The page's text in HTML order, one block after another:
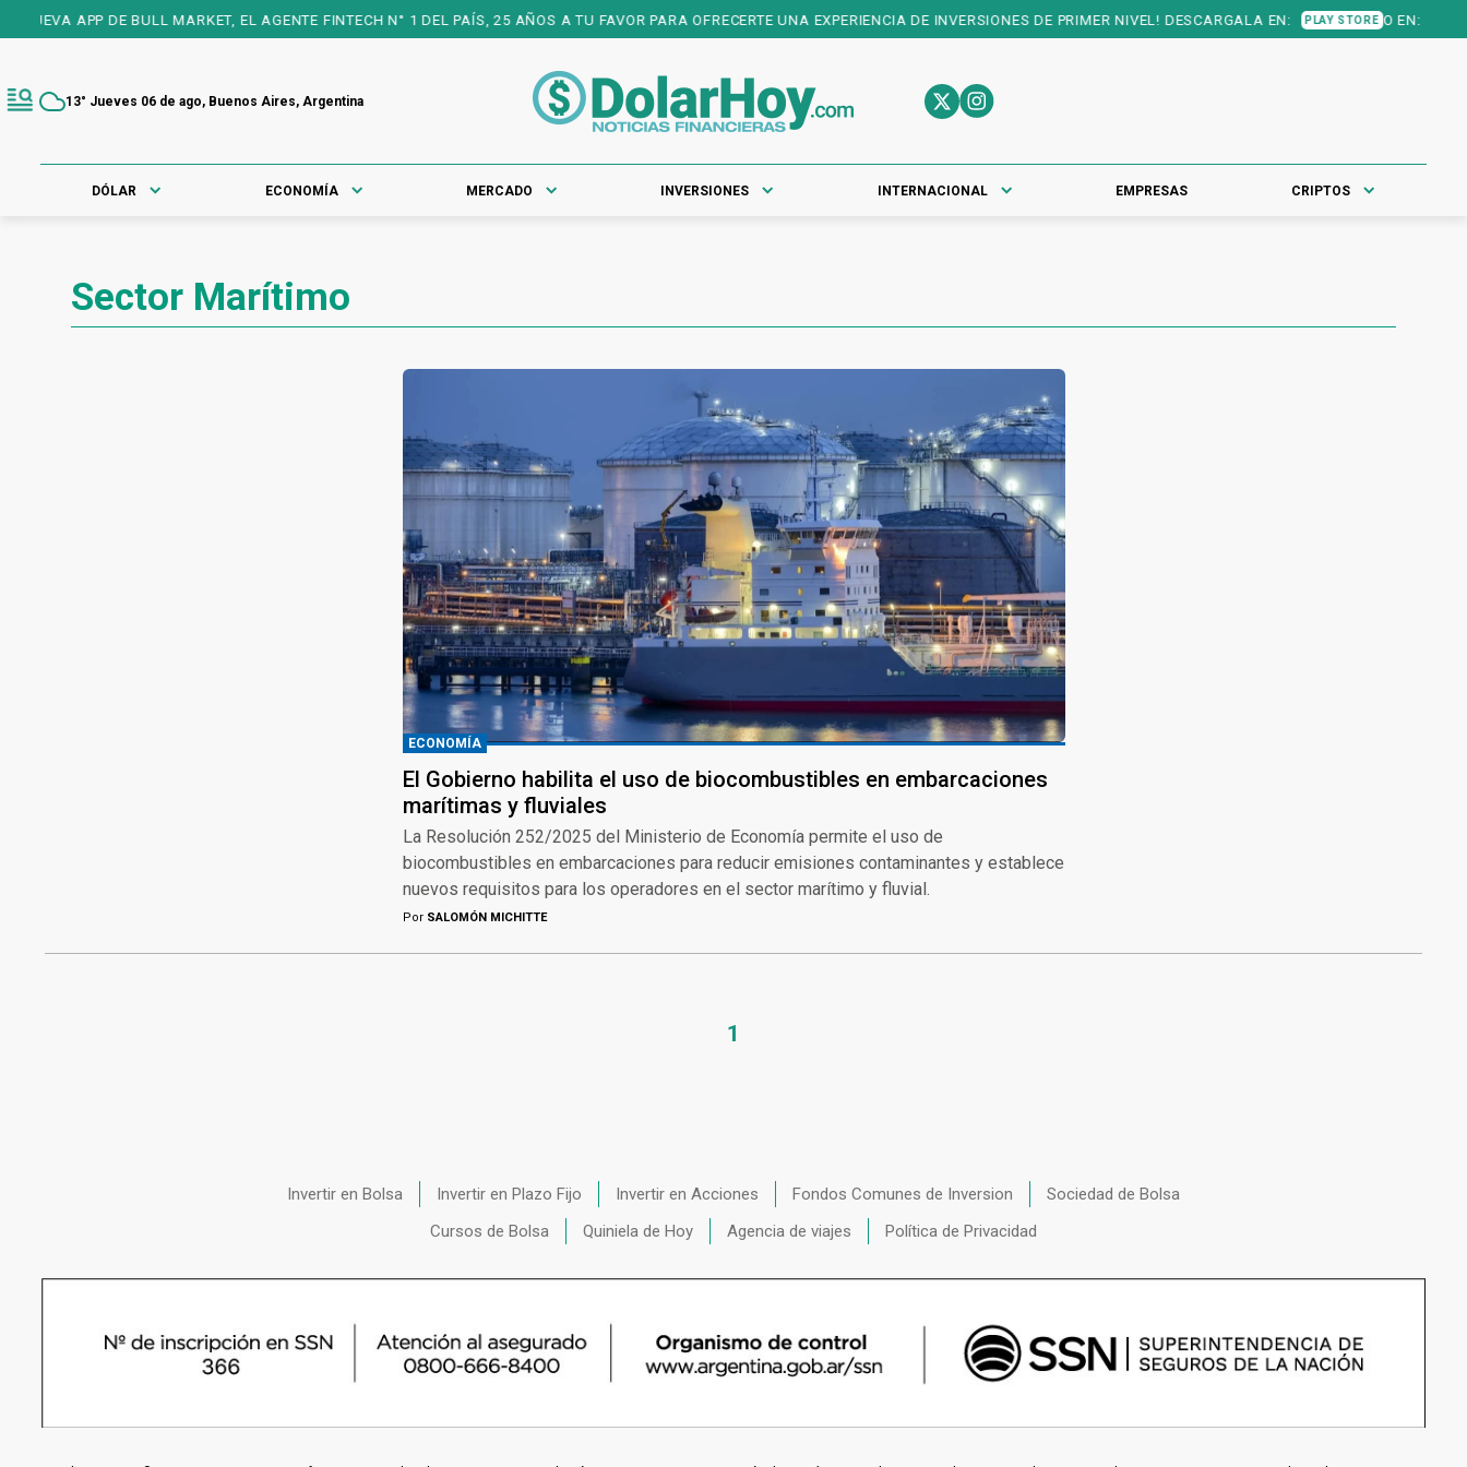
APP DE BULL MARKET, EL AGENTE FINTECH N° 1 DEL PAÍS, 25 AÑOS A TU FAVOR PARA OFRECERTE UNA EXPERIENCIA DE INVERSIONES DE PRIMER NIVEL! DESCARGALA EN: PLAY STORE O EN: APP
13° Jueves 06 de ago, Buenos Aires, Argentina
DÓLAR ECONOMÍA MERCADO INVERSIONES INTERNACIONAL EMPRESAS CRIPTOS
Sector Marítimo
ECONOMÍA
El Gobierno habilita el uso de biocombustibles en embarcaciones
marítimas y fluviales
La Resolución 252/2025 del Ministerio de Economía permite el uso de
biocombustibles en embarcaciones para reducir emisiones contaminantes y establece
nuevos requisitos para los operadores en el sector marítimo y fluvial.
PorSALOMÓN MICHITTE
1
Invertir en Bolsa Invertir en Plazo Fijo Invertir en Acciones Fondos Comunes de Inversion
Sociedad de Bolsa
Cursos de Bolsa
Quiniela de Hoy Agencia de viajes Política de Privacidad